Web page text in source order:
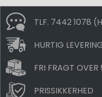
TLF. 7442 1078
HURTIG
FRI FRAGT OVER
PRISSIKKERHED